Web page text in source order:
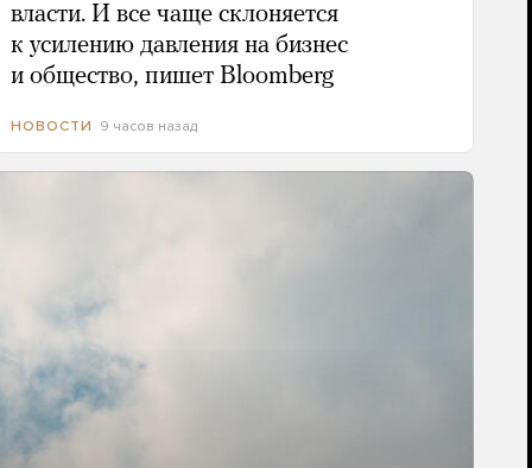
власти. И все чаще склоняется
к усилению давления на бизнес
и общество, пишет Bloomberg
НОВОСТИ 9 часов назад